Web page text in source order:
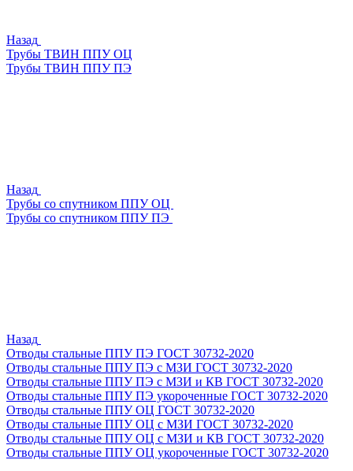
Назад
Трубы ТВИН ППУ ОЦ
Трубы ТВИН ППУ ПЭ
Назад
Трубы со спутником ППУ ОЦ
Трубы со спутником ППУ ПЭ
Назад
Отводы стальные ППУ ПЭ ГОСТ 30732-2020
Отводы стальные ППУ ПЭ с МЗИ ГОСТ 30732-2020
Отводы стальные ППУ ПЭ с МЗИ и КВ ГОСТ 30732-2020
Отводы стальные ППУ ПЭ укороченные ГОСТ 30732-2020
Отводы стальные ППУ ОЦ ГОСТ 30732-2020
Отводы стальные ППУ ОЦ с МЗИ ГОСТ 30732-2020
Отводы стальные ППУ ОЦ с МЗИ и КВ ГОСТ 30732-2020
Отводы стальные ППУ ОЦ укороченные ГОСТ 30732-2020